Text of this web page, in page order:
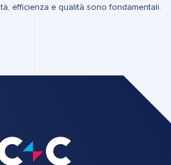
efficienza e qualità sono fondamentali.